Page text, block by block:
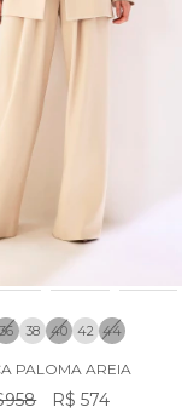
36 38 40 42 44
PALOMA AREIA
R$ 574